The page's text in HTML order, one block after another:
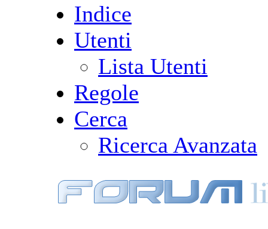
Indice
Utenti
Lista Utenti
Regole
Cerca
Ricerca Avanzata